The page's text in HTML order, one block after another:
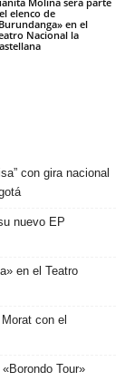
elenco de
en el
Nacional la
con gira nacional
nuevo EP
en el Teatro
con el
Tour»